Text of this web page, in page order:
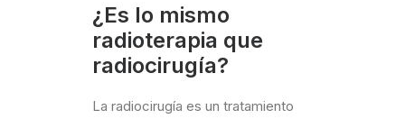
¿Es lo mismo
radioterapia que
radiocirugía?
La radiocirugía es un tratamiento